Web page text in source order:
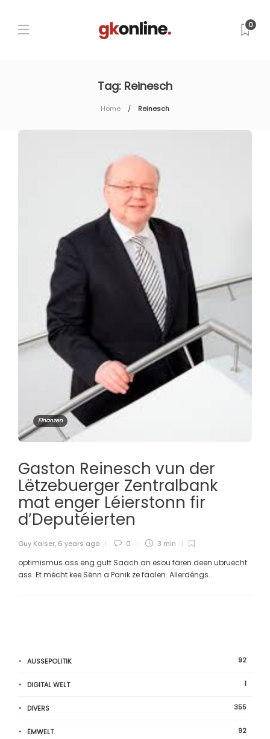
0
Tag: Reinesch
Home Reinesch
Finanzen
Gaston Reinesch vun der
Lëtzebuerger Zentralbank
mat enger Léierstonn fir
d’Deputéierten
Guy Kaiser, 6 years ago 0 3 min
optimismus ass eng gutt Saach an esou fären deen ubruecht
ass. Et mécht kee Sënn a Panik ze faalen. Allerdéngs...
AUSSEPOLITIK 92
DIGITAL WELT 1
DIVERS 355
ËMWELT 92